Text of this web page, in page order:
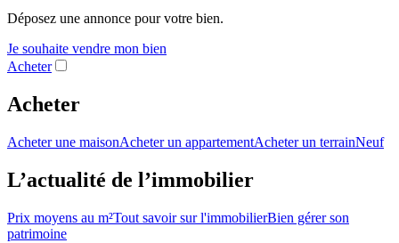
Déposez une annonce pour votre bien.
Je souhaite vendre mon bien
Acheter
Acheter
Acheter une maisonAcheter un appartementAcheter un terrainNeuf
L’actualité de l’immobilier
Prix moyens au m²Tout savoir sur l'immobilierBien gérer son
patrimoine